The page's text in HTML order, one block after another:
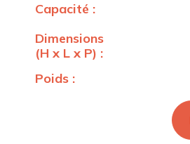
Capacité :
Dimensions
(H x L x P) :
Poids :